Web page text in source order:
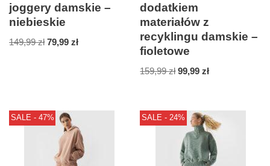
joggery damskie –
niebieskie
149,99zł 79,99 zł
dodatkiem
materiałów z
recyklingu damskie –
fioletowe
159,99zł 99,99zł
SALE - 47% SALE - 24%